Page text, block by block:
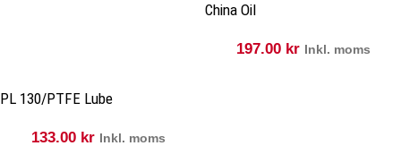
China Oil
197.00 kr Inkl. moms
PL 130/PTFE Lube
133.00 kr Inkl. moms